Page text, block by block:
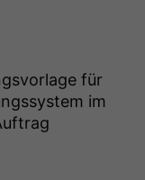
für
im